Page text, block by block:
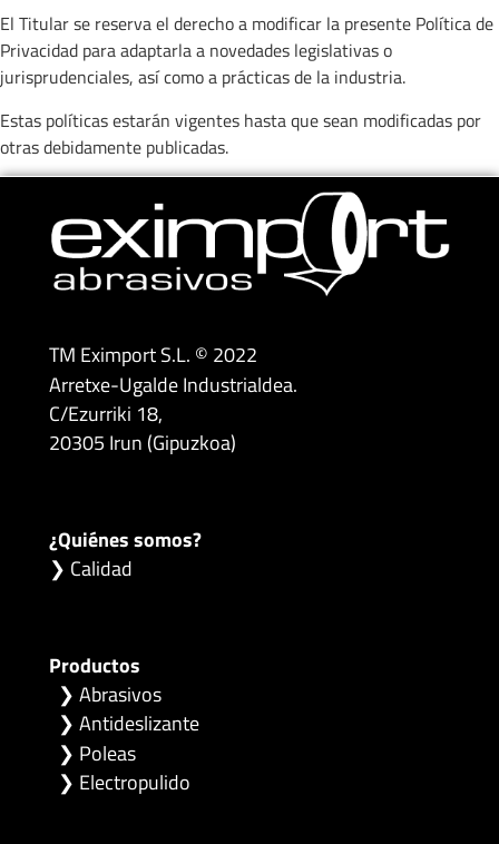
El Titular se reserva el derecho a modificar la presente Política de
Privacidad para adaptarla a novedades legislativas o
jurisprudenciales, así como a prácticas de la industria.
Estas políticas estarán vigentes hasta que sean modificadas por
otras debidamente publicadas.
TM Eximport S.L. © 2022
Arretxe-Ugalde Industrialdea.
C/Ezurriki 18,
20305 Irun (Gipuzkoa)
¿Quiénes somos?
❯ Calidad
Productos
❯ Abrasivos
❯ Antideslizante
❯ Poleas
❯ Electropulido